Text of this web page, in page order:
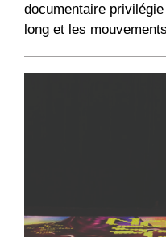
documentaire
long et les